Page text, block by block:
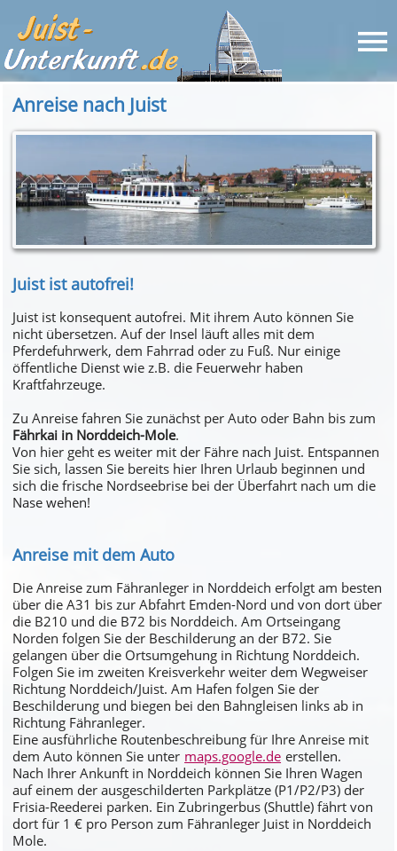
Anreise nach Juist
Juist ist autofrei!
Juist ist konsequent autofrei. Mit ihrem Auto können Sie
nicht übersetzen. Auf der Insel läuft alles mit dem
Pferdefuhrwerk, dem Fahrrad oder zu Fuß. Nur einige
öffentliche Dienst wie z.B. die Feuerwehr haben
Kraftfahrzeuge.
Zu Anreise fahren Sie zunächst per Auto oder Bahn bis zum
Fährkai in Norddeich-Mole.
Von hier geht es weiter mit der Fähre nach Juist. Entspannen
Sie sich, lassen Sie bereits hier Ihren Urlaub beginnen und
sich die frische Nordseebrise bei der Überfahrt nach um die
Nase wehen!
Anreise mit dem Auto
Die Anreise zum Fähranleger in Norddeich erfolgt am besten
über die A31 bis zur Abfahrt Emden-Nord und von dort über
die B210 und die B72 bis Norddeich. Am Ortseingang
Norden folgen Sie der Beschilderung an der B72. Sie
gelangen über die Ortsumgehung in Richtung Norddeich.
Folgen Sie im zweiten Kreisverkehr weiter dem Wegweiser
Richtung Norddeich/Juist. Am Hafen folgen Sie der
Beschilderung und biegen bei den Bahngleisen links ab in
Richtung Fähranleger.
Eine ausführliche Routenbeschreibung für Ihre Anreise mit
dem Auto können Sie unter maps.google.de erstellen.
Nach Ihrer Ankunft in Norddeich können Sie Ihren Wagen
auf einem der ausgeschilderten Parkplätze (P1/P2/P3) der
Frisia-Reederei parken. Ein Zubringerbus (Shuttle) fährt von
dort für 1 € pro Person zum Fähranleger Juist in Norddeich
Mole.